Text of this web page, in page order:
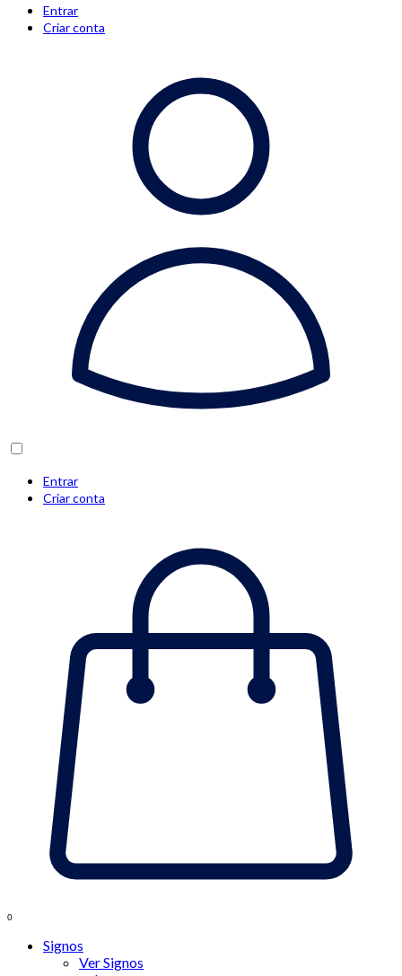
Entrar
Criar conta
Entrar
Criar conta
0
Signos
Ver Signos